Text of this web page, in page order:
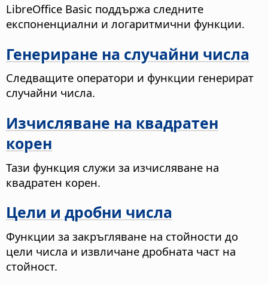
LibreOffice Basic поддържа следните
експоненциални и логаритмични функции.
Генериране на случайни числа
Следващите оператори и функции генерират
случайни числа.
Изчисляване на квадратен
корен
Тази функция служи за изчисляване на
квадратен корен.
Цели и дробни числа
Функции за закръгляване на стойности до
цели числа и извличане дробната част на
стойност.